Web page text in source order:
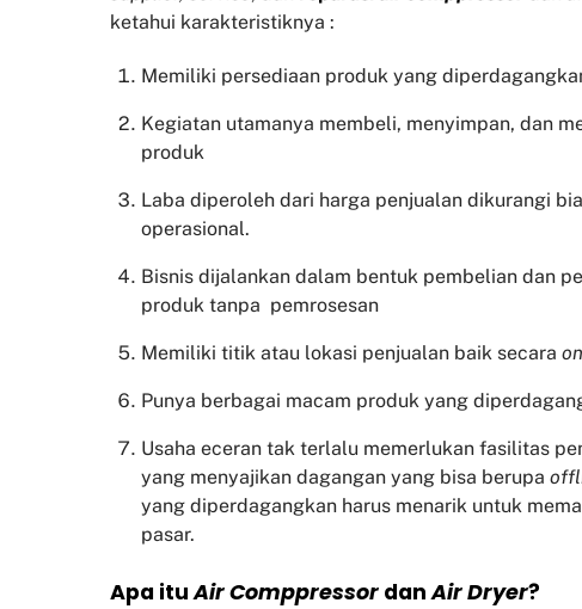
ketahui karakteristiknya :
Memiliki persediaan produk yang
Kegiatan utamanya membeli, menyimpan, dan
produk
Laba diperoleh dari harga penjualan dikurangi
operasional.
Bisnis dijalankan dalam bentuk pembelian dan
produk tanpa pemrosesan
Memiliki titik atau lokasi penjualan baik secara
Punya berbagai macam produk yang
Usaha eceran tak terlalu memerlukan fasilitas
yang menyajikan dagangan yang bisa berupa
yang diperdagangkan harus menarik untuk
pasar.
Apa ituAir Comppressor danAir Dryer?